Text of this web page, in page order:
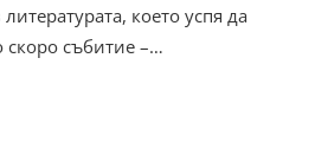
което успя да
събитие –…